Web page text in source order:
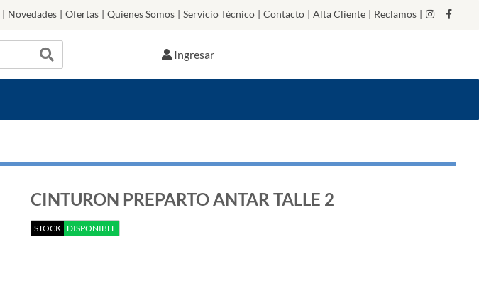
| Novedades | Ofertas | Quienes Somos | Servicio Técnico | Contacto | Alta Cliente | Reclamos |
Ingresar
CINTURON PREPARTO ANTAR TALLE 2
STOCK DISPONIBLE